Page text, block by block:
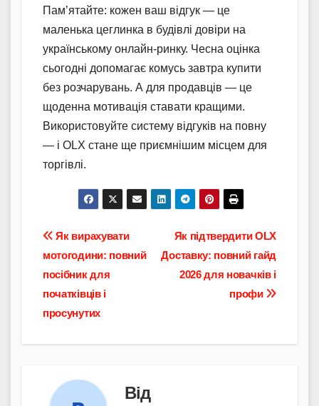
Пам’ятайте: кожен ваш відгук — це
маленька цеглинка в будівлі довіри на
українському онлайн-ринку. Чесна оцінка
сьогодні допомагає комусь завтра купити
без розчарувань. А для продавців — це
щоденна мотивація ставати кращими.
Використовуйте систему відгуків на повну
— і OLX стане ще приємнішим місцем для
торгівлі.
Навігація
записів
Як підтвердити OLX
Доставку: повний гайд
2026 для новачків і
профи
Як вирахувати
мотогодини: повний
посібник для
початківців і
просунутих
Від